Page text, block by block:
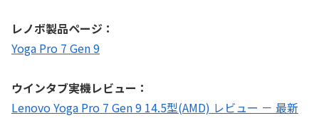
レノボ製品ページ：
Yoga Pro 7 Gen 9
ウインタブ実機レビュー：
Lenovo Yoga Pro 7 Gen 9 14.5型(AMD) レビュー － 最新